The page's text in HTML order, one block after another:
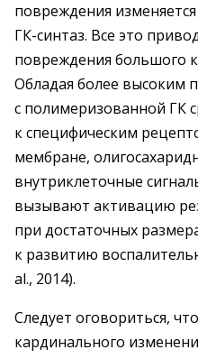
повреждения
ГК-синтаз. Все это
повреждения большого
Обладая более высоким
с полимеризованной ГК
к специфическим
мембране,
внутриклеточные
вызывают активацию
при достаточных
к развитию
al., 2014).
Следует оговориться,
кардинального